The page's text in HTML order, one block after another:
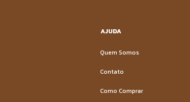
AJUDA
Quem Somos
Contato
Como Comprar